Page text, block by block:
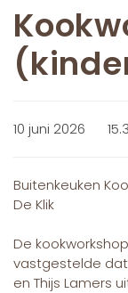
10 juni 2026
Buitenkeuken
De Klik
De
vastgestelde
en Thijs Lamers